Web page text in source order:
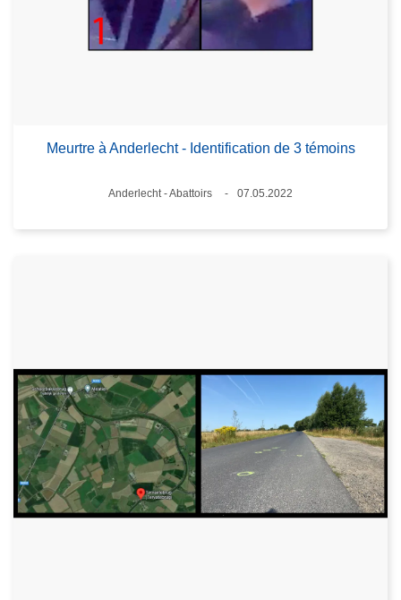
Meurtre à Anderlecht - Identification de 3 témoins
Standort
Anderlecht - Abattoirs
07.05.2022